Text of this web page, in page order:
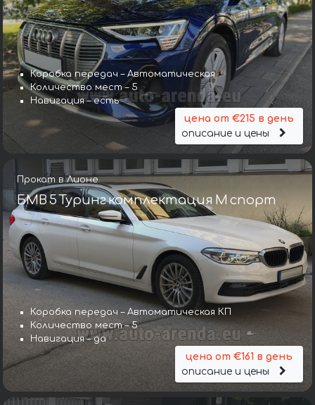
Коробка передач – Автоматическая
Количество мест – 5
Навигация – есть
цена от €215 в день
описание и цены
Прокат в Лионе
БМВ 5 Туринг комплектация М спорт
Коробка передач – Автоматическая КП
Количество мест – 5
Навигация – да
цена от €161 в день
описание и цены